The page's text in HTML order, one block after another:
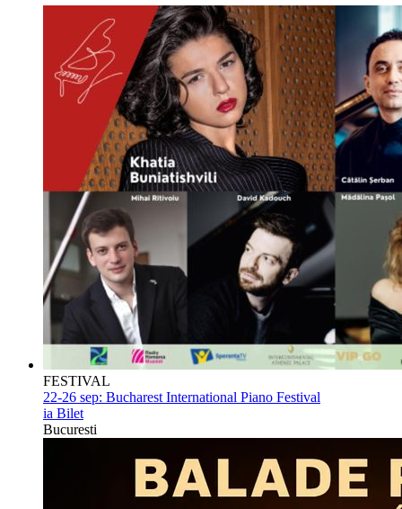
FESTIVAL
22-26 sep: Bucharest International Piano Festival
ia Bilet
Bucuresti